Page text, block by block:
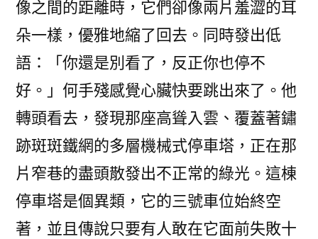
像之間的距離時，它們卻像兩片羞澀的耳
朵一樣，優雅地縮了回去。同時發出低
語：「你還是別看了，反正你也停不
好。」何手殘感覺心臟快要跳出來了。他
轉頭看去，發現那座高聳入雲、覆蓋著鏽
跡斑斑鐵網的多層機械式停車塔，正在那
片窄巷的盡頭散發出不正常的綠光。這棟
停車塔是個異類，它的三號車位始終空
著，並且傳說只要有人敢在它面前失敗十